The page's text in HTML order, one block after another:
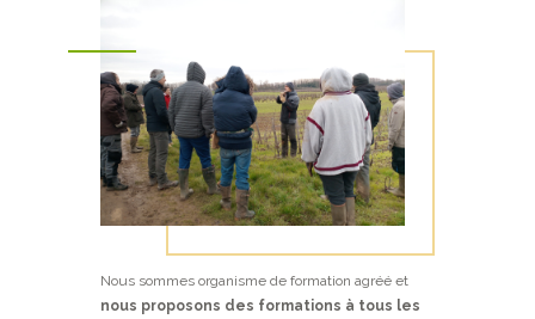
Nous sommes organisme de formation agréé et
nous proposons des formations à tous les